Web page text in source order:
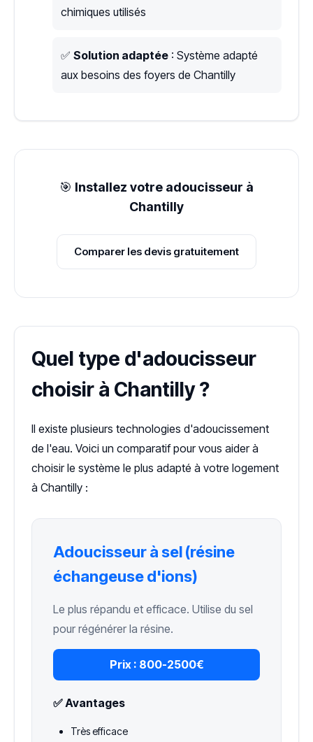
chimiques utilisés
✅ Solution adaptée : Système adapté
aux besoins des foyers de Chantilly
🎯 Installez votre adoucisseur à
Chantilly
Comparer les devis gratuitement
Quel type d'adoucisseur
choisir à Chantilly ?
Il existe plusieurs technologies d'adoucissement
de l'eau. Voici un comparatif pour vous aider à
choisir le système le plus adapté à votre logement
à Chantilly :
Adoucisseur à sel (résine
échangeuse d'ions)
Le plus répandu et efficace. Utilise du sel
pour régénérer la résine.
Prix : 800-2500€
✅ Avantages
Très efficace